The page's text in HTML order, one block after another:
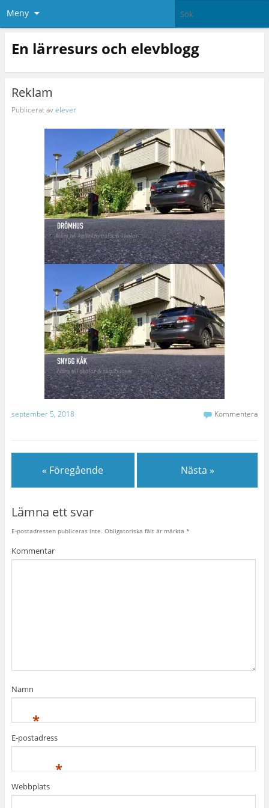
Meny
En lärresurs och elevblogg
Reklam
Publicerat avelever
september 5, 2018 Kommentera
« Föregående Nästa »
Lämna ett svar
E-postadressen publiceras inte. Obligatoriska fält är märkta *
Kommentar
Namn
*
E-postadress
*
Webbplats